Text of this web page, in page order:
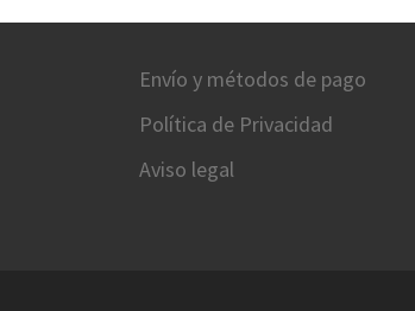
Envío y métodos de pago
Política de Privacidad
Aviso legal